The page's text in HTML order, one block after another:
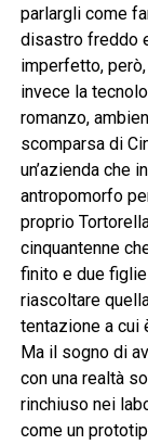
parlargli come
disastro freddo
imperfetto,
invece la
romanzo,
scomparsa di
un’azienda che
antropomorfo
proprio
cinquantenne
finito e due
riascoltare
tentazione a cui
Ma il sogno di
con una realtà
rinchiuso nei
come un